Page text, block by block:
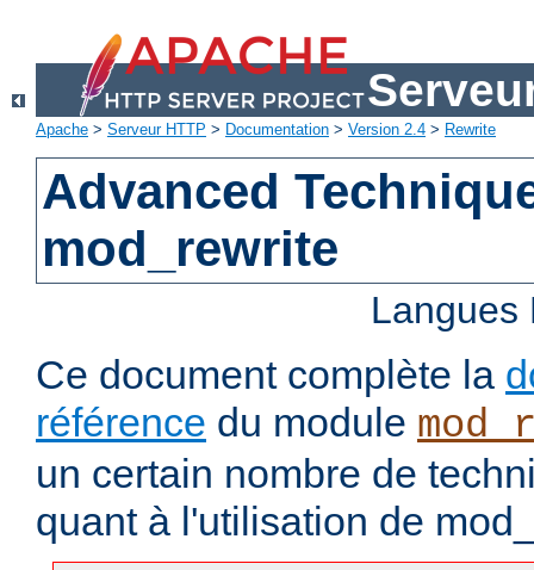
Apache > Serveur HTTP > Documentation > Version 2.4 > Rewrite
Advanced
mod_rewrite
Ce document complète la
référence du module
un certain nombre de
quant à l'utilisation de